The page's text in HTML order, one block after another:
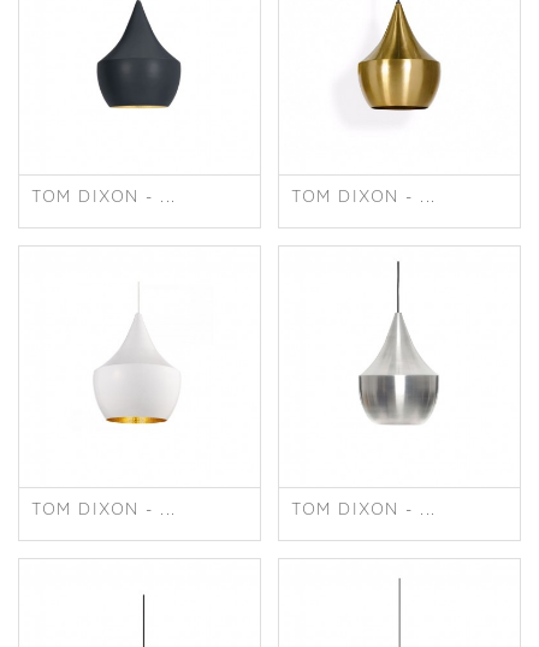
TOM DIXON - ... TOM DIXON - ...
TOM DIXON - ... TOM DIXON - ...